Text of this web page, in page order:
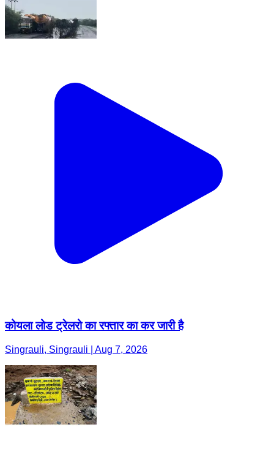
कोयला लोड ट्रेलरो का रफ्तार का कर जारी है
Singrauli, Singrauli | Aug 7, 2026